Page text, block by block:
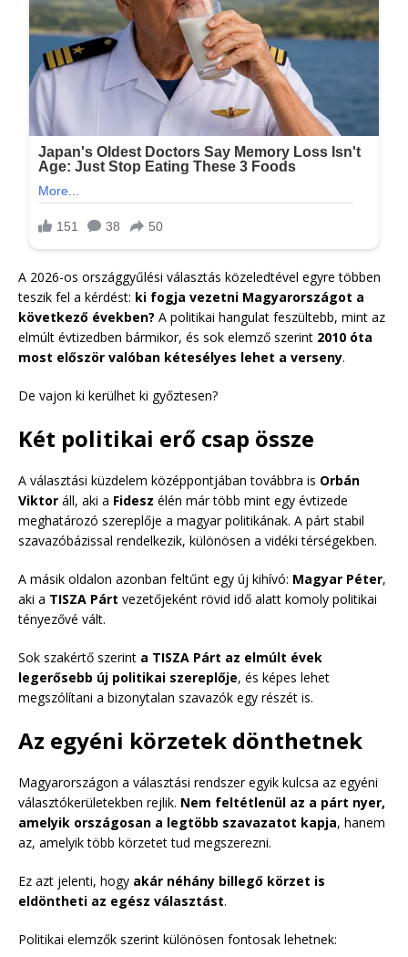
A 2026-os országgyűlési választás közeledtével egyre többen
teszik fel a kérdést: ki fogja vezetni Magyarországot a
következő években? A politikai hangulat feszültebb, mint az
elmúlt évtizedben bármikor, és sok elemző szerint 2010 óta
most először valóban kétesélyes lehet a verseny.
De vajon ki kerülhet ki győztesen?
Két politikai erő csap össze
A választási küzdelem középpontjában továbbra is Orbán
Viktor áll, aki a Fidesz élén már több mint egy évtizede
meghatározó szereplője a magyar politikának. A párt stabil
szavazóbázissal rendelkezik, különösen a vidéki térségekben.
A másik oldalon azonban feltűnt egy új kihívó: Magyar Péter,
aki a TISZA Párt vezetőjeként rövid idő alatt komoly politikai
tényezővé vált.
Sok szakértő szerint a TISZA Párt az elmúlt évek
legerősebb új politikai szereplője, és képes lehet
megszólítani a bizonytalan szavazók egy részét is.
Az egyéni körzetek dönthetnek
Magyarországon a választási rendszer egyik kulcsa az egyéni
választókerületekben rejlik. Nem feltétlenül az a párt nyer,
amelyik országosan a legtöbb szavazatot kapja, hanem
az, amelyik több körzetet tud megszerezni.
Ez azt jelenti, hogy akár néhány billegő körzet is
eldöntheti az egész választást.
Politikai elemzők szerint különösen fontosak lehetnek: